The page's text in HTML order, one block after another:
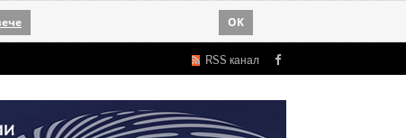
OK
RSS канал Facebook